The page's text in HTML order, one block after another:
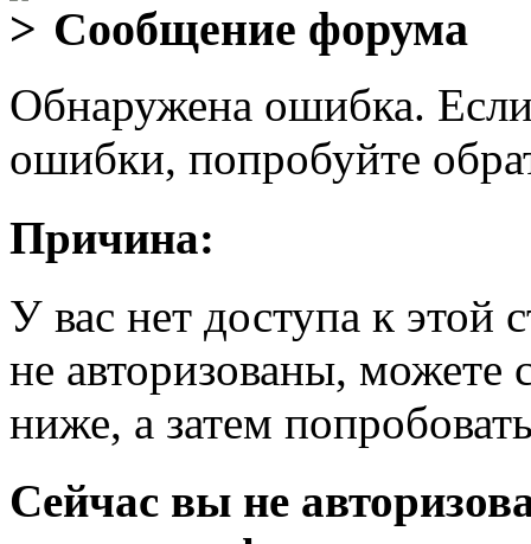
Сообщение форума
Обнаружена ошибка.
ошибки, попробуйте
Причина:
У вас нет доступа к
не авторизованы, можете
ниже, а затем
Сейчас вы не